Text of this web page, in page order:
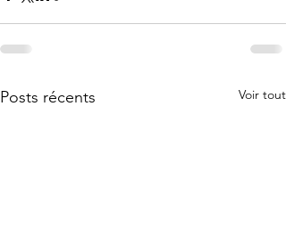
Posts récents Voir tout